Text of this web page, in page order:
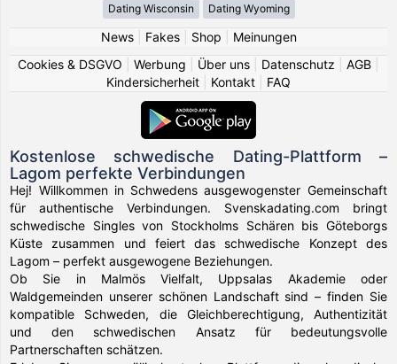
Dating Wisconsin Dating Wyoming
News| Fakes| Shop
Meinungen
Cookies & DSGVO
Werbung Über uns Datenschutz AGB
Kindersicherheit
Kontakt FAQ
Kostenlose schwedische Dating-Plattform –
Lagom perfekte Verbindungen
Hej! Willkommen in Schwedens ausgewogenster Gemeinschaft
für authentische Verbindungen. Svenskadating.com bringt
schwedische Singles von Stockholms Schären bis Göteborgs
Küste zusammen und feiert das schwedische Konzept des
Lagom – perfekt ausgewogene Beziehungen.
Ob Sie in Malmös Vielfalt, Uppsalas Akademie oder
Waldgemeinden unserer schönen Landschaft sind – finden Sie
kompatible Schweden, die Gleichberechtigung, Authentizität
und den schwedischen Ansatz für bedeutungsvolle
Partnerschaften schätzen.